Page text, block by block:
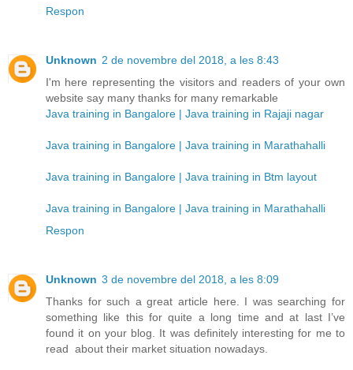
Respon
Unknown 2 de novembre del 2018, a les 8:43
I'm here representing the visitors and readers of your own
website say many thanks for many remarkable
Java training in Bangalore | Java training in Rajaji nagar
Java training in Bangalore | Java training in Marathahalli
Java training in Bangalore | Java training in Btm layout
Java training in Bangalore | Java training in Marathahalli
Respon
Unknown 3 de novembre del 2018, a les 8:09
Thanks for such a great article here. I was searching for
something like this for quite a long time and at last I’ve
found it on your blog. It was definitely interesting for me to
read about their market situation nowadays.